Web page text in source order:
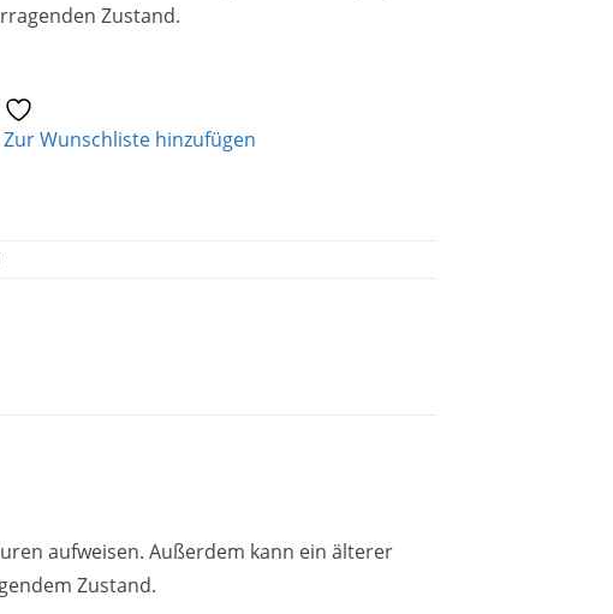
Zustand.
Zur Wunschliste hinzufügen
aufweisen. Außerdem kann ein älterer
Zustand.